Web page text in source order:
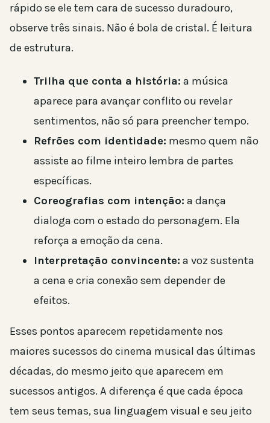
rápido se ele tem cara de sucesso duradouro,
observe três sinais. Não é bola de cristal. É leitura
de estrutura.
Trilha que conta a história: a música
aparece para avançar conflito ou revelar
sentimentos, não só para preencher tempo.
Refrões com identidade: mesmo quem não
assiste ao filme inteiro lembra de partes
específicas.
Coreografias com intenção: a dança
dialoga com o estado do personagem. Ela
reforça a emoção da cena.
Interpretação convincente: a voz sustenta
a cena e cria conexão sem depender de
efeitos.
Esses pontos aparecem repetidamente nos
maiores sucessos do cinema musical das últimas
décadas, do mesmo jeito que aparecem em
sucessos antigos. A diferença é que cada época
tem seus temas, sua linguagem visual e seu jeito